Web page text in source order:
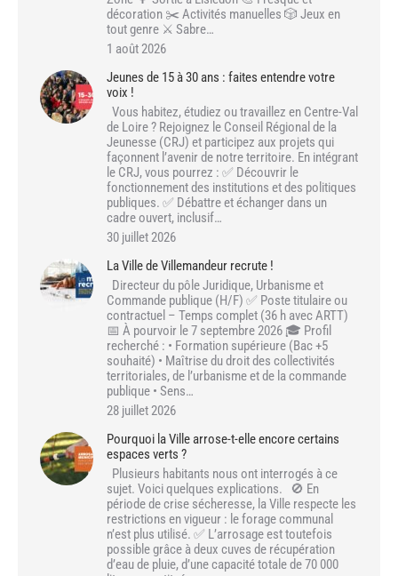
décoration ✂️ Activités manuelles 🎲 Jeux en
tout genre ⚔️ Sabre…
1 août 2026
Jeunes de 15 à 30 ans : faites entendre votre
voix !
Vous habitez, étudiez ou travaillez en Centre-Val
de Loire ? Rejoignez le Conseil Régional de la
Jeunesse (CRJ) et participez aux projets qui
façonnent l’avenir de notre territoire. En intégrant
le CRJ, vous pourrez : ✅ Découvrir le
fonctionnement des institutions et des politiques
publiques. ✅ Débattre et échanger dans un
cadre ouvert, inclusif…
30 juillet 2026
La Ville de Villemandeur recrute !
Directeur du pôle Juridique, Urbanisme et
Commande publique (H/F) ✅ Poste titulaire ou
contractuel – Temps complet (36 h avec ARTT)
📅 À pourvoir le 7 septembre 2026 🎓 Profil
recherché : • Formation supérieure (Bac +5
souhaité) • Maîtrise du droit des collectivités
territoriales, de l’urbanisme et de la commande
publique • Sens…
28 juillet 2026
Pourquoi la Ville arrose-t-elle encore certains
espaces verts ?
Plusieurs habitants nous ont interrogés à ce
sujet. Voici quelques explications. 🚫 En
période de crise sécheresse, la Ville respecte les
restrictions en vigueur : le forage communal
n’est plus utilisé. ✅ L’arrosage est toutefois
possible grâce à deux cuves de récupération
d’eau de pluie, d’une capacité totale de 70 000